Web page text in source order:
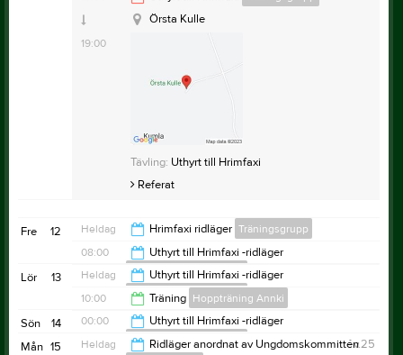
Augustidressyr
Örsta Kulle
Övrig platsinfo:Ridhuset
Anteckning:Hopp träning för Eva Koppfeldt-
20:00
Örsta Kulle
Övrig platsinfo:Ridhusrt
Anders'en
19:00
Örsta Kulle
Tävling: Uthyrt till Hrimfaxi
Referat
12
Fre Heldag Hrimfaxi ridläger Träningsgrupp
08:00
Uthyrt till Hrimfaxi -ridläger
Ryttarkamraterna Kumla
00:00
13
Lör Heldag
Uthyrt till Hrimfaxi -ridläger
Ryttarkamraterna Kumla
10:00 Träning Hoppträning Annki
12:00
14
Sön 00:00
Uthyrt till Hrimfaxi -ridläger
Ryttarkamraterna Kumla
15
Mån v.25
Heldag
Ridläger anordnat av Ungdomskommittén